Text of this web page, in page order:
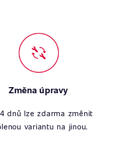
Změna úpravy
dnů lze zdarma změnit
variantu na jinou.